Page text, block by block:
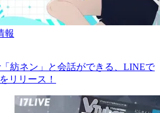
報
「紡ネン」と会話ができる、LINEで
リリース！